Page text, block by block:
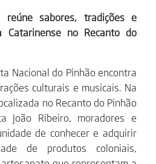
reúne sabores, tradições e
Catarinense no Recanto do
Nacional do Pinhão encontra
culturais e musicais. Na
no Recanto do Pinhão
João Ribeiro, moradores e
de conhecer e adquirir
de produtos coloniais,